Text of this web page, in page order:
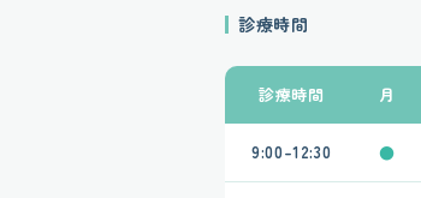
診療時間
診療時間 月
9:00-12:30 ●